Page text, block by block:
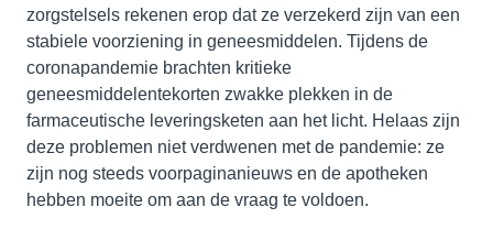
zorgstelsels rekenen erop dat ze verzekerd zijn van een
stabiele voorziening in geneesmiddelen. Tijdens de
coronapandemie brachten kritieke
geneesmiddelentekorten zwakke plekken in de
farmaceutische leveringsketen aan het licht. Helaas zijn
deze problemen niet verdwenen met de pandemie: ze
zijn nog steeds voorpaginanieuws en de apotheken
hebben moeite om aan de vraag te voldoen.